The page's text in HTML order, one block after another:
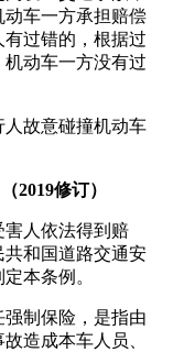
车一方承担赔偿
过错的，根据过
动车一方没有过
故意碰撞机动车
2019修订）
人依法得到赔
和国道路交通安
本条例。
制保险，是指由
造成本车人员、